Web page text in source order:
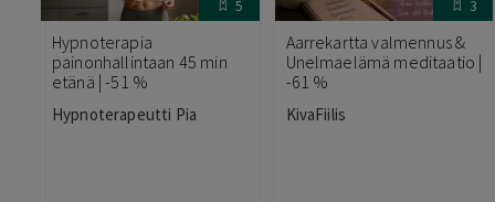
5
Hypnoterapia
painonhallintaan 45 min
etänä | -51 %
Hypnoterapeutti Pia
3
Aarrekartta valmennus &
Unelmaelämä meditaatio |
-61 %
KivaFiilis